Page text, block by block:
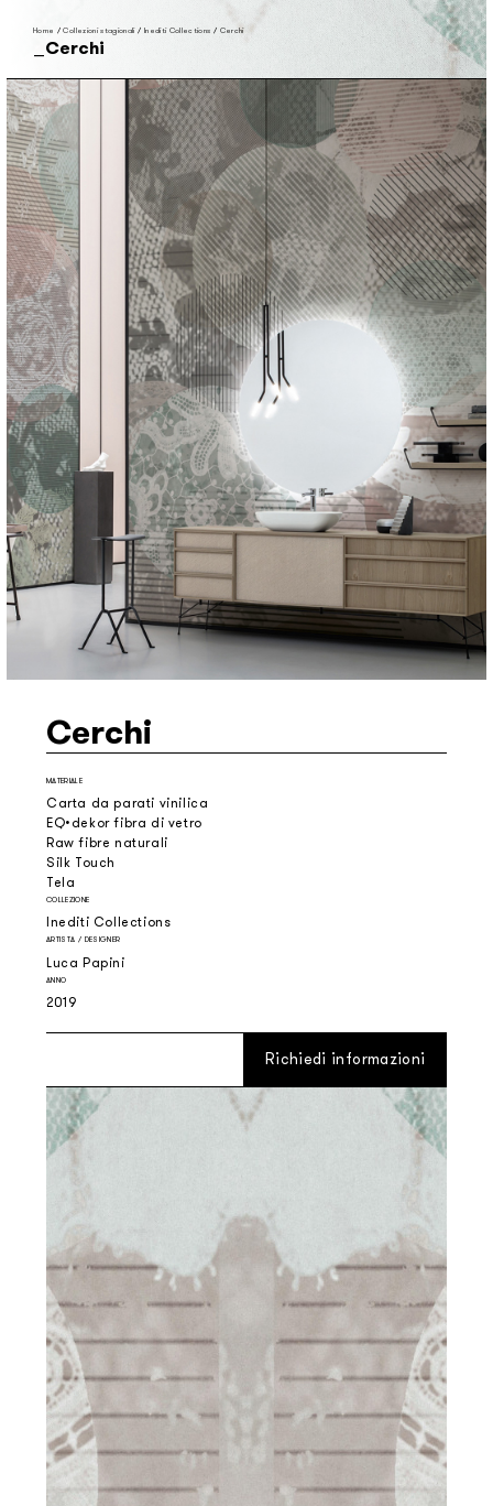
Home /Collezioni stagionali/ Inediti Collections / Cerchi
Cerchi
Cerchi
MATERIALE
Carta da parati vinilica
EQ•dekor fibra di vetro
Raw fibre naturali
Silk Touch
Tela
COLLEZIONE
Inediti Collections
ARTISTA / DESIGNER
Luca Papini
ANNO
2019
Richiedi informazioni